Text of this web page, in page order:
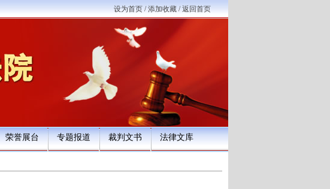
设为首页/添加收藏/返回首页
荣誉展台 专题报道 裁判文书 法律文库